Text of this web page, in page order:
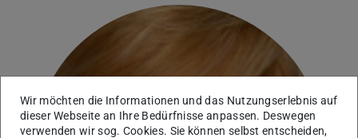
Wir möchten die Informationen und das Nutzungserlebnis auf
dieser Webseite an Ihre Bedürfnisse anpassen. Deswegen
verwenden wir sog. Cookies. Sie können selbst entscheiden,